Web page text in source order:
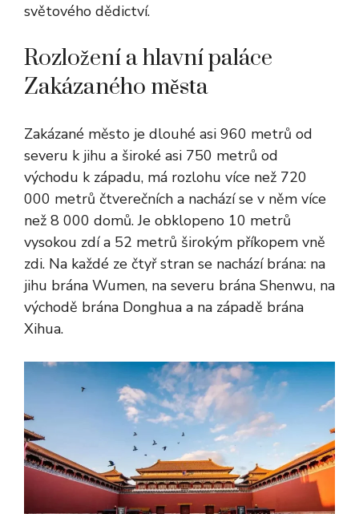
světového dědictví.
Rozložení a hlavní paláce
Zakázaného města
Zakázané město je dlouhé asi 960 metrů od
severu k jihu a široké asi 750 metrů od
východu k západu, má rozlohu více než 720
000 metrů čtverečních a nachází se v něm více
než 8 000 domů. Je obklopeno 10 metrů
vysokou zdí a 52 metrů širokým příkopem vně
zdi. Na každé ze čtyř stran se nachází brána: na
jihu brána Wumen, na severu brána Shenwu, na
východě brána Donghua a na západě brána
Xihua.